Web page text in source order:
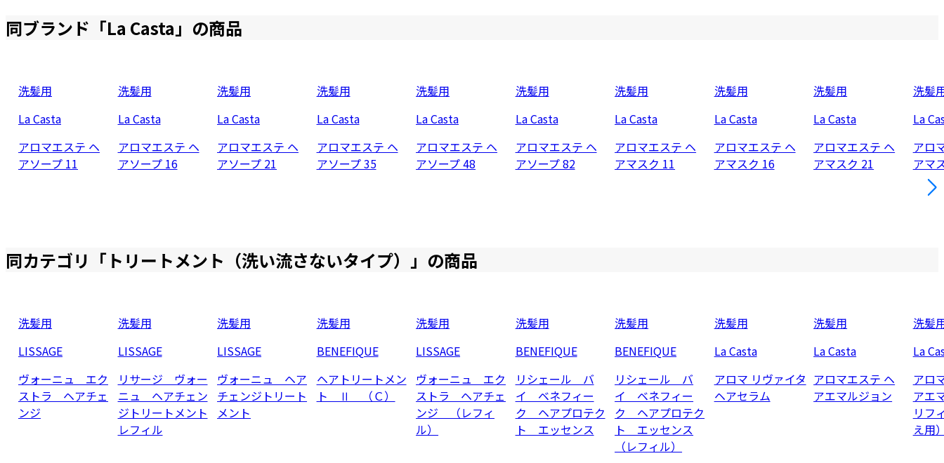
同ブランド「La Casta」の商品
洗髪用
La Casta
アロマエステ ヘ
アソープ 11
洗髪用
La Casta
アロマエステ ヘ
アソープ 16
洗髪用
La Casta
アロマエステ ヘ
アソープ 21
洗髪用
La Casta
アロマエステ ヘ
アソープ 35
洗髪用
La Casta
アロマエステ ヘ
アソープ 48
洗髪用
La Casta
アロマエステ ヘ
アソープ 82
洗髪用
La Casta
アロマエステ ヘ
アマスク 11
洗髪用
La Casta
アロマエステ ヘ
アマスク 16
洗髪用
La Casta
アロマエステ ヘ
アマスク 21
洗髪
La
アロ
アマ
同カテゴリ「 トリートメント（洗い流さないタイプ） 」の商品
洗髪用
LISSAGE
ヴォーニュ エク
ストラ ヘアチェ
ンジ
洗髪用
LISSAGE
リサージ ヴォー
ニュ ヘアチェン
ジトリートメント
レフィル
洗髪用
LISSAGE
ヴォーニュ ヘア
チェンジトリート
メント
洗髪用
BENEFIQUE
ヘアトリートメン
ト Ⅱ （Ｃ）
洗髪用
LISSAGE
ヴォーニュ エク
ストラ ヘアチェ
ンジ （レフィ
ル）
洗髪用
BENEFIQUE
リシェール バ
イ ベネフィー
ク ヘアプロテク
ト エッセンス
洗髪用
BENEFIQUE
リシェール バ
イ ベネフィー
ク ヘアプロテク
ト エッセンス
（レフィル）
洗髪用
La Casta
アロマ リヴァイタ
ヘアセラム
洗髪用
La Casta
アロマエステ ヘ
アエマルジョン
洗髪
La
アロ
アエ
リフ
え用